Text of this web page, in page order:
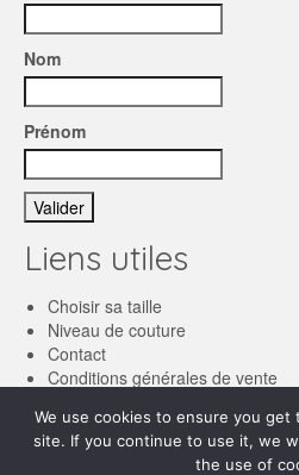
Nom
Prénom
Liens utiles
Choisir sa taille
Niveau de couture
Contact
Conditions générales de vente
We use cookies to ensure you
site. If you continue to use it, we
the use of